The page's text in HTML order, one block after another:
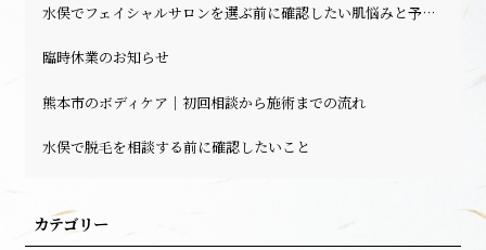
水俣でフェイシャルサロンを選ぶ前に確認したい肌悩みと予約前のポイント
臨時休業のお知らせ
熊本市のボディケア｜初回相談から施術までの流れ
水俣で脱毛を相談する前に確認したいこと
カテゴリー